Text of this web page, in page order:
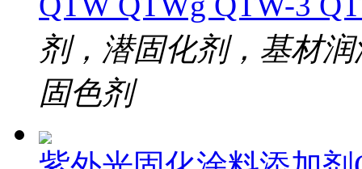
剂，潜固化剂，基材
固色剂